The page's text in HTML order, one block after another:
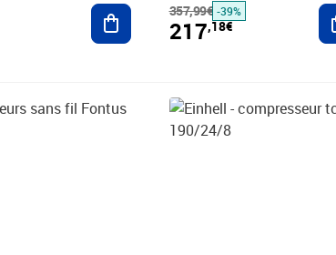
Ajouter au panier
200l/h
357,99€ -39%
217,18€
427,99€ Prix 156,04€